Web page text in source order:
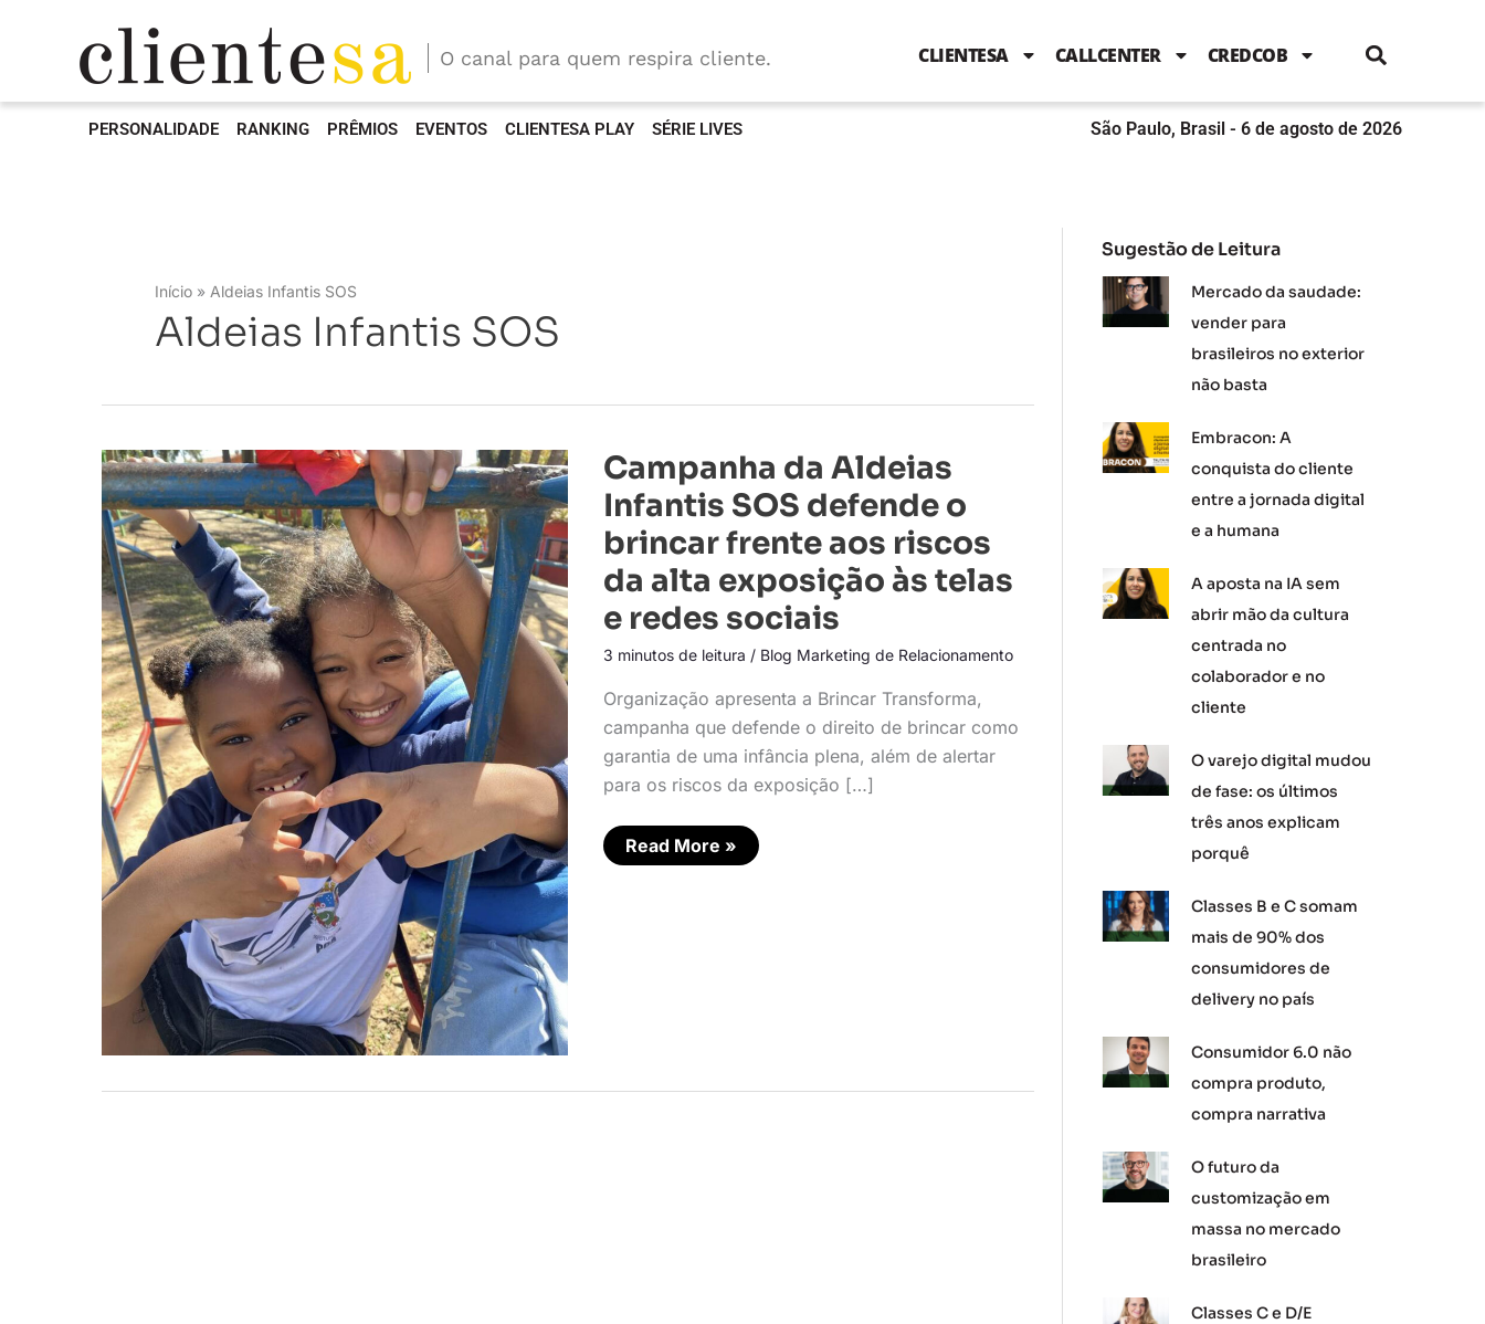
b
o
k
t
e
b
n
g
a
m
O canal para quem respira cliente. CLIENTESA CALLCENTER CREDCOB
PERSONALIDADE RANKING PRÊMIOS EVENTOS CLIENTESA PLAY SÉRIE LIVES São Paulo, Brasil - 6 de agosto de 2026
Início Aldeias Infantis SOS
Aldeias Infantis SOS
Campanha da Aldeias
Infantis SOS defende o
brincar frente aos riscos
da alta exposição às telas
e redes sociais
3 minutos de leitura / Blog Marketing de Relacionamento
Organização apresenta a Brincar Transforma,
campanha que defende o direito de brincar como
garantia de uma infância plena, além de alertar
para os riscos da exposição […]
Campanha
da
Aldeias
Infantis
SOS
defende
brincar
frente
aos
riscos
da
exposição
às
telas
e
redes
sociais
Read More »
Sugestão de Leitura
Mercado da saudade:
vender para
brasileiros no exterior
não basta
Embracon: A
conquista do cliente
entre a jornada digital
e a humana
A aposta na IA sem
abrir mão da cultura
centrada no
colaborador e no
cliente
O varejo digital mudou
de fase: os últimos
três anos explicam
porquê
Classes B e C somam
mais de 90% dos
consumidores de
delivery no país
Consumidor 6.0 não
compra produto,
compra narrativa
O futuro da
customização em
massa no mercado
brasileiro
Classes C e D/E